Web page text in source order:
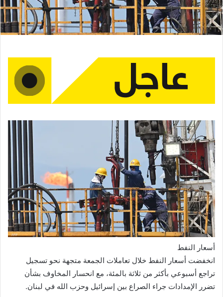
ل
ك
ت
ي
ا
أسعار النفط
انخفضت أسعار النفط خلال تعاملات الجمعة متجهة نحو تسجيل
تراجع أسبوعي بأكثر من ثلاثة بالمئة، مع انحسار المخاوف بشأن
تضرر الإمدادات جراء الصراع بين إسرائيل وحزب الله في لبنان.